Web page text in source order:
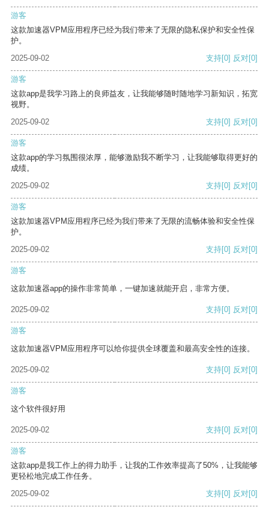
游客
这款加速器VPM应用程序已经为我们带来了无限的隐私保护和安全性保
护。
2025-09-02
支持[0] 反对[0]
游客
这款app是我学习路上的良师益友，让我能够随时随地学习新知识，拓宽
视野。
2025-09-02
支持[0] 反对[0]
游客
这款app的学习氛围很浓厚，能够激励我不断学习，让我能够取得更好的
成绩。
2025-09-02
支持[0] 反对[0]
游客
这款加速器VPM应用程序已经为我们带来了无限的流畅体验和安全性保
护。
2025-09-02
支持[0] 反对[0]
游客
这款加速器app的操作非常简单，一键加速就能开启，非常方便。
2025-09-02 支持[0] 反对[0]
游客
这款加速器VPM应用程序可以给你提供全球覆盖和最高安全性的连接。
2025-09-02 支持[0] 反对[0]
游客
这个软件很好用
2025-09-02 支持[0] 反对[0]
游客
这款app是我工作上的得力助手，让我的工作效率提高了50%，让我能够
更轻松地完成工作任务。
2025-09-02
支持[0] 反对[0]